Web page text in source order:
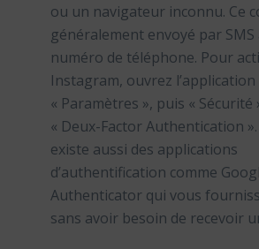
ou un navigateur inconnu. Ce
généralement envoyé par
numéro de téléphone. Pour
Instagram, ouvrez
« Paramètres », puis « Sécurité
« Deux-Factor Authentication ».
existe aussi des applications
d’authentification comme
Authenticator qui vous
sans avoir besoin de recevoir